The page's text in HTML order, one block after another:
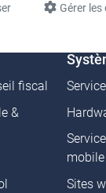
Gérer les
fiscal
&
mobile
Sites